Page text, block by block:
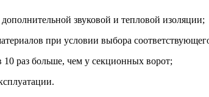
звуковой и тепловой изоляции;
при условии выбора
раз больше, чем у секционных ворот;